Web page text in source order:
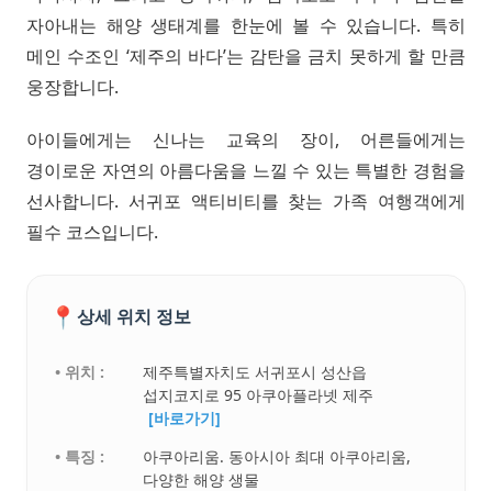
자아내는 해양 생태계를 한눈에 볼 수 있습니다. 특히
메인 수조인 ‘제주의 바다’는 감탄을 금치 못하게 할 만큼
웅장합니다.
아이들에게는 신나는 교육의 장이, 어른들에게는
경이로운 자연의 아름다움을 느낄 수 있는 특별한 경험을
선사합니다. 서귀포 액티비티를 찾는 가족 여행객에게
필수 코스입니다.
📍 상세 위치 정보
• 위치 :
제주특별자치도 서귀포시 성산읍
섭지코지로 95 아쿠아플라넷 제주
[바로가기]
• 특징 :
아쿠아리움. 동아시아 최대 아쿠아리움,
다양한 해양 생물